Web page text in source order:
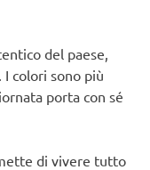
del paese,
colori sono più
porta con sé
di vivere tutto